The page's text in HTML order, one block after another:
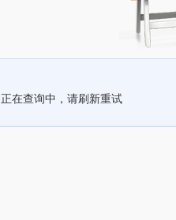
正在查询中，请刷新重试